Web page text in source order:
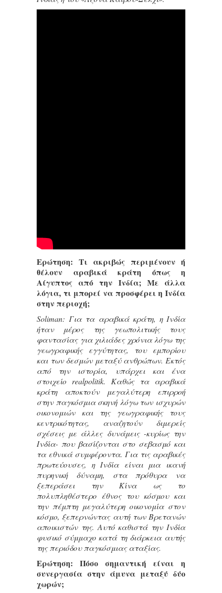
Ερώτηση: Τι ακριβώς περιμένουν ή
θέλουν αραβικά κράτη όπως η
Αίγυπτος από την Ινδία; Με άλλα
λόγια, τι μπορεί να προσφέρει η Ινδία
στην περιοχή;
Soliman: Για τα αραβικά κράτη, η Ινδία
ήταν μέρος της γεωπολιτικής τους
φαντασίας για χιλιάδες χρόνια λόγω της
γεωγραφικής εγγύτητας, του εμπορίου
και των δεσμών μεταξύ ανθρώπων. Εκτός
από την ιστορία, υπάρχει και ένα
στοιχείο realpolitik. Καθώς τα αραβικά
κράτη αποκτούν μεγαλύτερη επιρροή
στην παγκόσμια σκηνή λόγω των ισχυρών
οικονομιών και της γεωγραφικής τους
κεντρικότητας, αναζητούν διμερείς
σχέσεις με άλλες δυνάμεις -κυρίως την
Ινδία- που βασίζονται στο σεβασμό και
τα εθνικά συμφέροντα. Για τις αραβικές
πρωτεύουσες, η Ινδία είναι μια ικανή
πυρηνική δύναμη, στα πρόθυρα να
ξεπεράσει την Κίνα ως το
πολυπληθέστερο έθνος του κόσμου και
την πέμπτη μεγαλύτερη οικονομία στον
κόσμο, ξεπερνώντας αυτή των Βρετανών
αποικιστών της. Αυτό καθιστά την Ινδία
φυσικό σύμμαχο κατά τη διάρκεια αυτής
της περιόδου παγκόσμιας αταξίας.
Ερώτηση: Πόσο σημαντική είναι η
συνεργασία στην άμυνα μεταξύ δύο
χωρών;